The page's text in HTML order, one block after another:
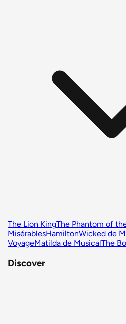
The Lion KingThe Phantom of
MisérablesHamiltonWicked de
VoyageMatilda de MusicalThe
Discover